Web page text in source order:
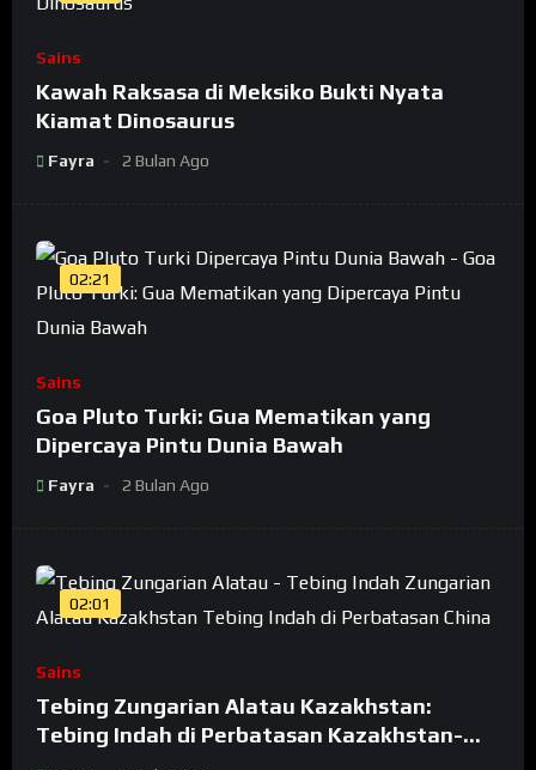
Sains
Kawah Raksasa di Meksiko Bukti Nyata
Kiamat Dinosaurus
Fayra 2 Bulan Ago
02:21
Sains
Goa Pluto Turki: Gua Mematikan yang
Dipercaya Pintu Dunia Bawah
Fayra 2 Bulan Ago
02:01
Sains
Tebing Zungarian Alatau Kazakhstan:
Tebing Indah di Perbatasan Kazakhstan-